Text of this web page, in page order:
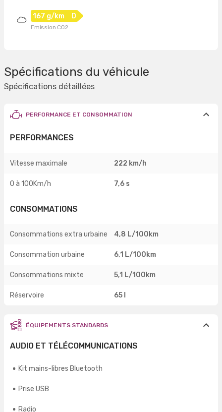
167 g/km D
Emission CO2
Spécifications du véhicule
Spécifications détaillées
PERFORMANCE ET CONSOMMATION
PERFORMANCES
Vitesse maximale 222 km/h
0 à 100Km/h 7,6 s
CONSOMMATIONS
Consommations extra urbaine 4,8 L/100km
Consommation urbaine 6,1 L/100km
Consommations mixte 5,1 L/100km
Réservoire 65 l
ÉQUIPEMENTS STANDARDS
AUDIO ET TÉLÉCOMMUNICATIONS
Kit mains-libres Bluetooth
Prise USB
Radio